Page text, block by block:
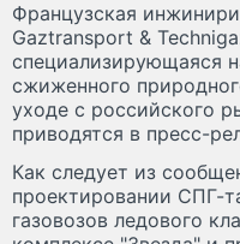
Французская
Gaztransport &
специализирующаяся
сжиженного
уходе с российского
приводятся в пресс-
Как следует из
проектировании СПГ-
газовозов ледового